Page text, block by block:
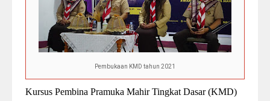
Pembukaan KMD tahun 2021
Kursus Pembina Pramuka Mahir Tingkat Dasar (KMD)